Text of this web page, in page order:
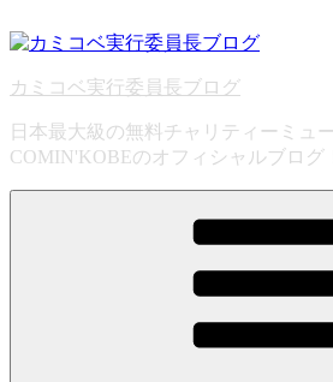
ン
ン
ツ
へ
キ
カミコベ実行委員長ブログ
日本最大級の無料チャリティーミュ
COMIN'KOBEのオフィシャルブログ